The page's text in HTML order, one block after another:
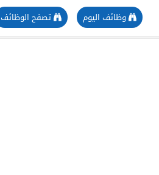
تصفح الوظائف وظائف اليوم